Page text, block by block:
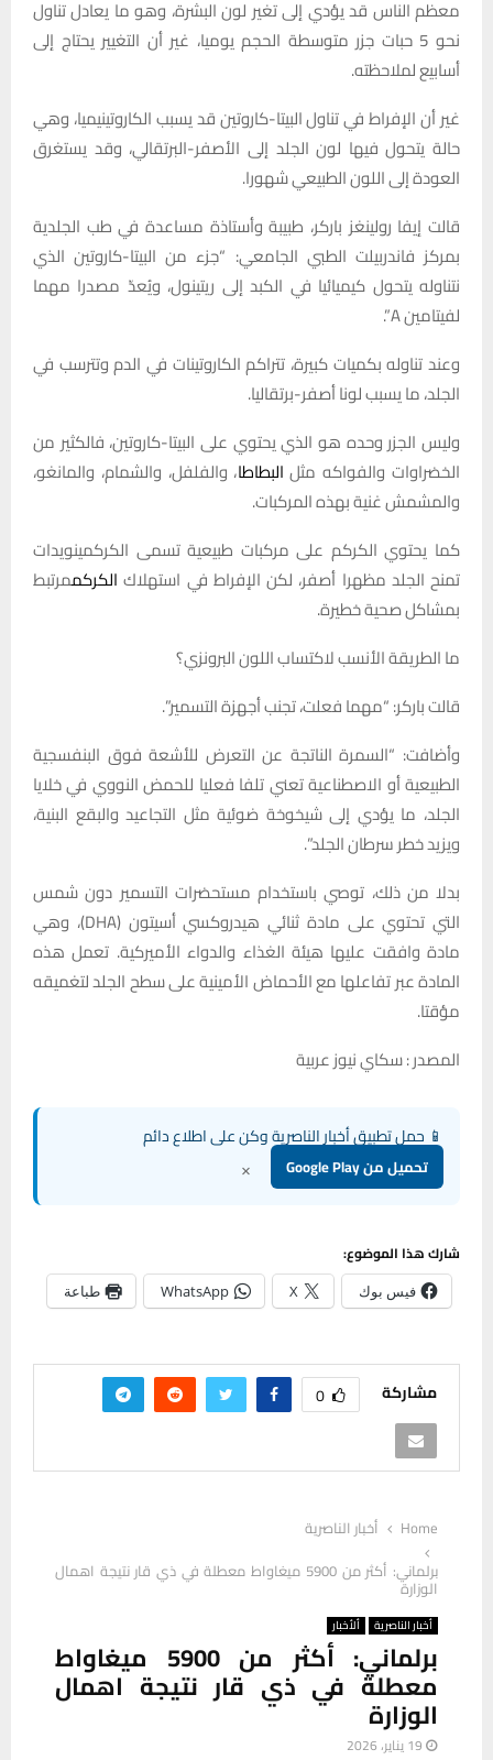
معظم الناس قد يؤدي إلى تغير لون البشرة، وهو ما يعادل تناول
نحو 5 حبات جزر متوسطة الحجم يوميا، غير أن التغيير يحتاج إلى
أسابيع لملاحظته.
غير أن الإفراط في تناول البيتا-كاروتين قد يسبب الكاروتينيميا، وهي
حالة يتحول فيها لون الجلد إلى الأصفر-البرتقالي، وقد يستغرق
العودة إلى اللون الطبيعي شهورا.
قالت إيفا رولينغز باركر، طبيبة وأستاذة مساعدة في طب الجلدية
بمركز فاندربيلت الطبي الجامعي: “جزء من البيتا-كاروتين الذي
نتناوله يتحول كيميائيا في الكبد إلى ريتينول، ويُعدّ مصدرا مهما
لفيتامين A”.
وعند تناوله بكميات كبيرة، تتراكم الكاروتينات في الدم وتترسب في
الجلد، ما يسبب لونا أصفر-برتقاليا.
وليس الجزر وحده هو الذي يحتوي على البيتا-كاروتين، فالكثير من
الخضراوات والفواكه مثل البطاطا، والفلفل، والشمام، والمانغو،
والمشمش غنية بهذه المركبات.
كما يحتوي الكركم على مركبات طبيعية تسمى الكركمينويدات
تمنح الجلد مظهرا أصفر، لكن الإفراط في استهلاك الكركممرتبط
بمشاكل صحية خطيرة.
ما الطريقة الأنسب لاكتساب اللون البرونزي؟
قالت باركر: “مهما فعلت، تجنب أجهزة التسمير”.
وأضافت: “السمرة الناتجة عن التعرض للأشعة فوق البنفسجية
الطبيعية أو الاصطناعية تعني تلفا فعليا للحمض النووي في خلايا
الجلد، ما يؤدي إلى شيخوخة ضوئية مثل التجاعيد والبقع البنية،
ويزيد خطر سرطان الجلد”.
بدلا من ذلك، توصي باستخدام مستحضرات التسمير دون شمس
التي تحتوي على مادة ثنائي هيدروكسي أسيتون (DHA)، وهي
مادة وافقت عليها هيئة الغذاء والدواء الأميركية. تعمل هذه
المادة عبر تفاعلها مع الأحماض الأمينية على سطح الجلد لتغميقه
مؤقتا.
المصدر : سكاي نيوز عربية
📱 حمل تطبيق أخبار الناصرية وكن على اطلاع دائم
تحميل من Google Play ×
شارك هذا الموضوع:
فيس بوك X
WhatsApp طباعة
مشاركة 0
Home
أخبار الناصرية
برلماني: أكثر من 5900 ميغاواط معطلة في ذي قار نتيجة اهمال
الوزارة
أخبار الناصرية ألأخبار
برلماني: أكثر من 5900 ميغاواط
معطلة في ذي قار نتيجة اهمال
الوزارة
19 يناير، 2026